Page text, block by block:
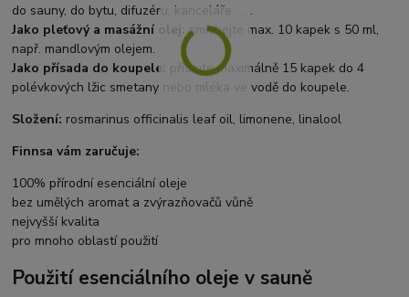
do sauny, do bytu, difuzéru, kanceláře .... .
Jako pleťový a masážní olej:smíchejte max. 10 kapek s 50 ml,
např. mandlovým olejem.
Jako přísada do koupele:
přidejte maximálně 15 kapek do 4
polévkových lžic smetany nebo mléka ve vodě do koupele.
Složení: rosmarinus officinalis leaf oil, limonene, linalool
Finnsa vám zaručuje:
100% přírodní esenciální oleje
bez umělých aromat a zvýrazňovačů vůně
nejvyšší kvalita
pro mnoho oblastí použití
Použití esenciálního oleje v sauně